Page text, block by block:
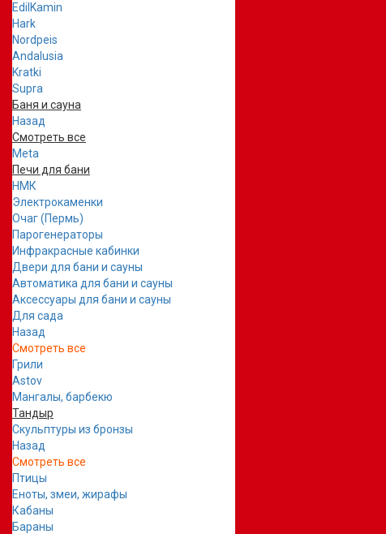
EdilKamin
Hark
Nordpeis
Andalusia
Kratki
Supra
Баня и сауна
Назад
Смотреть все
Meta
Печи для бани
НМК
Электрокаменки
Очаг (Пермь)
Парогенераторы
Инфракрасные кабинки
Двери для бани и сауны
Автоматика для бани и сауны
Аксессуары для бани и сауны
Для сада
Назад
Смотреть все
Грили
Astov
Мангалы, барбекю
Тандыр
Скульптуры из бронзы
Назад
Смотреть все
Птицы
Еноты, змеи, жирафы
Кабаны
Бараны